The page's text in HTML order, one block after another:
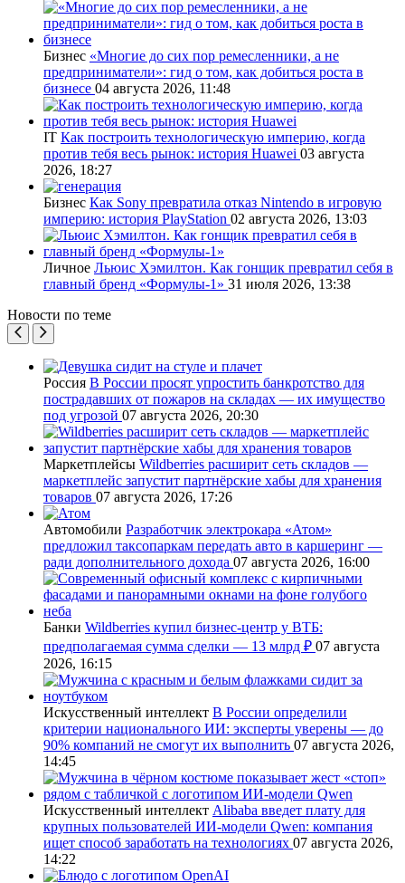
Бизнес «Многие до сих пор ремесленники, а не
предприниматели»: гид о том, как добиться роста в
бизнесе 04 августа 2026, 11:48
IT Как построить технологическую империю, когда
против тебя весь рынок: история Huawei 03 августа
2026, 18:27
Бизнес Как Sony превратила отказ Nintendo в игровую
империю: история PlayStation 02 августа 2026, 13:03
Личное Льюис Хэмилтон. Как гонщик превратил себя в
главный бренд «Формулы‑1» 31 июля 2026, 13:38
Новости по теме
Россия В России просят упростить банкротство для
пострадавших от пожаров на складах — их имущество
под угрозой 07 августа 2026, 20:30
Маркетплейсы Wildberries расширит сеть складов —
маркетплейс запустит партнёрские хабы для хранения
товаров 07 августа 2026, 17:26
Автомобили Разработчик электрокара «Атом»
предложил таксопаркам передать авто в каршеринг —
ради дополнительного дохода 07 августа 2026, 16:00
Банки Wildberries купил бизнес-центр у ВТБ:
предполагаемая сумма сделки — 13 млрд ₽ 07 августа
2026, 16:15
Искусственный интеллект В России определили
критерии национального ИИ: эксперты уверены — до
90% компаний не смогут их выполнить 07 августа 2026,
14:45
Искусственный интеллект Alibaba введет плату для
крупных пользователей ИИ-модели Qwen: компания
ищет способ заработать на технологиях 07 августа 2026,
14:22